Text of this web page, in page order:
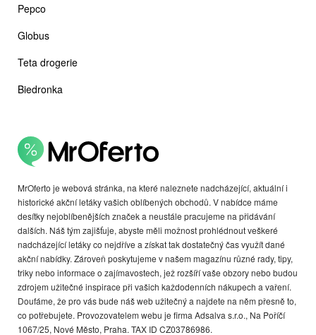
MrOferto je webová stránka, na které naleznete nadcházející, aktuální i
historické akční letáky vašich oblíbených obchodů. V nabídce máme
desítky nejoblíbenějších značek a neustále pracujeme na přidávání
dalších. Náš tým zajišťuje, abyste měli možnost prohlédnout veškeré
nadcházející letáky co nejdříve a získat tak dostatečný čas využít dané
akční nabídky. Zároveň poskytujeme v našem magazínu různé rady, tipy,
triky nebo informace o zajímavostech, jež rozšíří vaše obzory nebo budou
zdrojem užitečné inspirace při vašich každodenních nákupech a vaření.
Doufáme, že pro vás bude náš web užitečný a najdete na něm přesně to,
co potřebujete. Provozovatelem webu je firma Adsalva s.r.o., Na Poříčí
1067/25, Nové Město, Praha. TAX ID CZ03786986.
Pepco
Globus
Teta drogerie
Biedronka